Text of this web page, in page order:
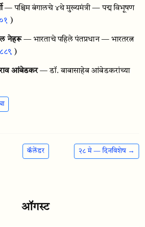
— पश्चिम बंगालचे ४थे मुख्यमंत्री — पद्म विभूषण
)
नेहरू — भारताचे पहिले पंतप्रधान — भारतरत्न
)
आंबेडकर — डॉ. बाबासाहेब आंबेडकरांच्या
कॅलेंडर २८ मे — दिनविशेष →
ऑगस्ट